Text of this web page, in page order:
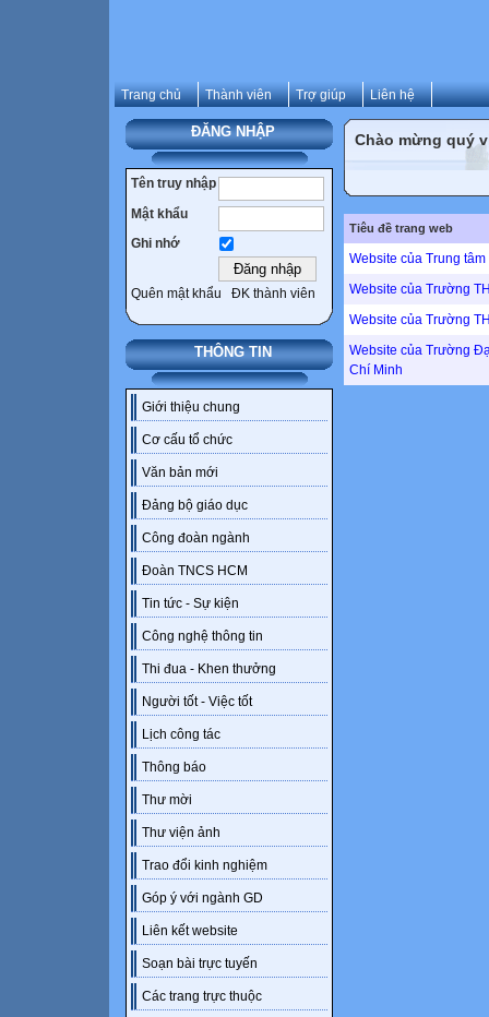
Trang chủ Thành viên Trợ giúp Liên hệ
ĐĂNG NHẬP
Tên truy nhập
Mật khẩu
Ghi nhớ
Quên mật khẩu ĐK thành viên
THÔNG TIN
Giới thiệu chung
Cơ cấu tổ chức
Văn bản mới
Đảng bộ giáo dục
Công đoàn ngành
Đoàn TNCS HCM
Tin tức - Sự kiện
Công nghệ thông tin
Thi đua - Khen thưởng
Người tốt - Việc tốt
Lịch công tác
Thông báo
Thư mời
Thư viện ảnh
Trao đổi kinh nghiệm
Góp ý với ngành GD
Liên kết website
Soạn bài trực tuyến
Các trang trực thuộc
Chào mừng quý
Tiêu đề trang web
Website của Trung
Website của Trường
Website của Trường
Website của Trường
Chí Minh